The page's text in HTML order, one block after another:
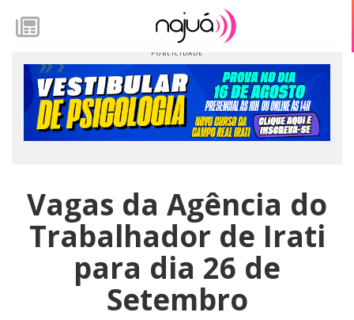
Vagas da Agência do
Trabalhador de Irati
para dia 26 de
Setembro